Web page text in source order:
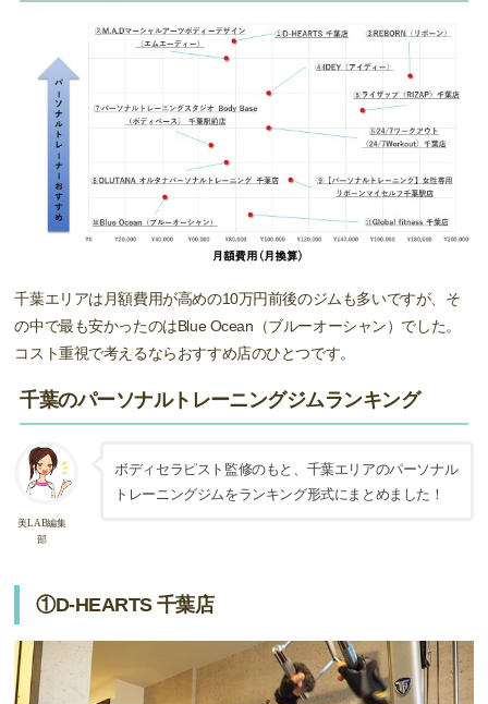
千葉エリアは月額費用が高めの10万円前後のジムも多いですが、そ
の中で最も安かったのはBlue Ocean（ブルーオーシャン）でした。
コスト重視で考えるならおすすめ店のひとつです。
千葉のパーソナルトレーニングジムランキング
美LAB編集
部
ボディセラピスト監修のもと、千葉エリアのパーソナル
トレーニングジムをランキング形式にまとめました！
①D-HEARTS 千葉店